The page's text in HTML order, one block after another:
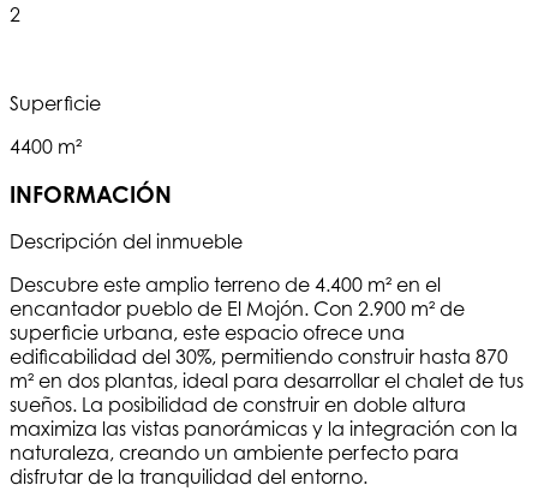
2
Superficie
4400 m²
INFORMACIÓN
Descripción del inmueble
Descubre este amplio terreno de 4.400 m² en el
encantador pueblo de El Mojón. Con 2.900 m² de
superficie urbana, este espacio ofrece una
edificabilidad del 30%, permitiendo construir hasta 870
m² en dos plantas, ideal para desarrollar el chalet de tus
sueños. La posibilidad de construir en doble altura
maximiza las vistas panorámicas y la integración con la
naturaleza, creando un ambiente perfecto para
disfrutar de la tranquilidad del entorno.